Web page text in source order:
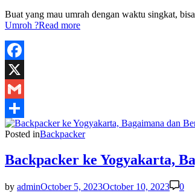
Buat yang mau umrah dengan waktu singkat,
Umroh ?Read more
Facebook
X
Gmail
Share
Posted inBackpacker
Backpacker ke Yogyakarta,
by adminOctober 5, 2023October 10, 2023
0